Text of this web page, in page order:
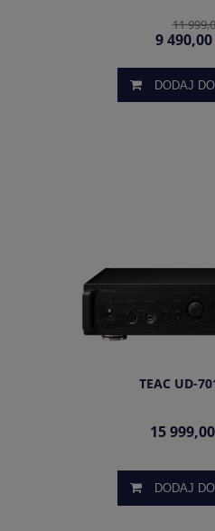
11
9 490,00
DODAJ
TEAC UD-
15
DODAJ